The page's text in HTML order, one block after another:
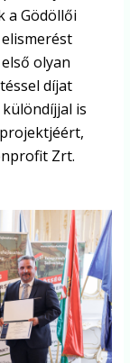
a Gödöllői
olyan
díjat
is
Zrt.